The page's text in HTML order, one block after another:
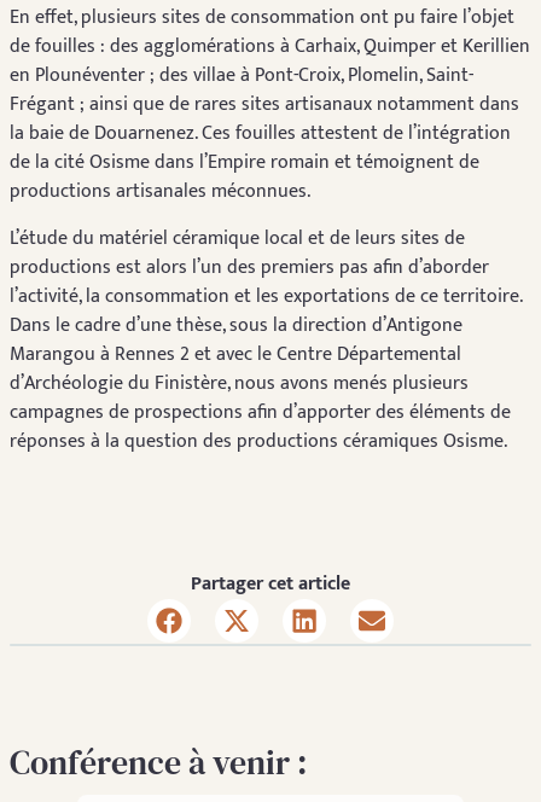
En effet, plusieurs sites de consommation ont pu faire l’objet
de fouilles : des agglomérations à Carhaix, Quimper et Kerillien
en Plounéventer ; des villae à Pont-Croix, Plomelin, Saint-
Frégant ; ainsi que de rares sites artisanaux notamment dans
la baie de Douarnenez. Ces fouilles attestent de l’intégration
de la cité Osisme dans l’Empire romain et témoignent de
productions artisanales méconnues.
L’étude du matériel céramique local et de leurs sites de
productions est alors l’un des premiers pas afin d’aborder
l’activité, la consommation et les exportations de ce territoire.
Dans le cadre d’une thèse, sous la direction d’Antigone
Marangou à Rennes 2 et avec le Centre Départemental
d’Archéologie du Finistère, nous avons menés plusieurs
campagnes de prospections afin d’apporter des éléments de
réponses à la question des productions céramiques Osisme.
Partager cet article
Conférence à venir :